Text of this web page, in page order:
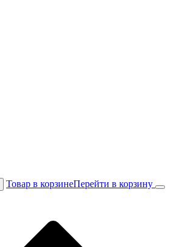
Товар в корзинеПерейти в корзину